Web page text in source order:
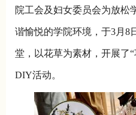
院工会及妇女委员会为放松
谐愉悦的学院环境，于3月8
堂，以花草为素材，开展了
DIY活动。